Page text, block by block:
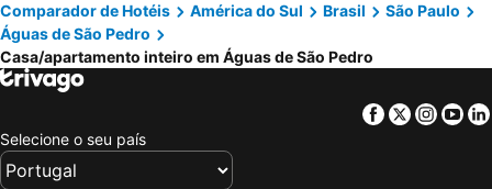
Comparador de Hotéis América do Sul Brasil
São Paulo
Águas de São Pedro
Casa/apartamento inteiro em Águas de São Pedro
Facebook
Twitter
Selecione o seu país